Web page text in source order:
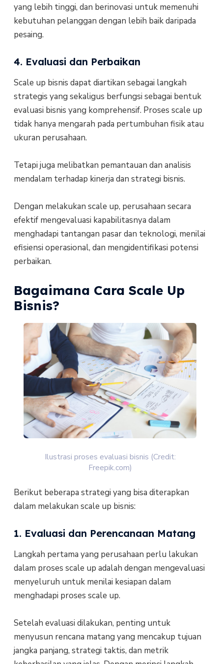
yang lebih tinggi, dan berinovasi untuk memenuhi
kebutuhan pelanggan dengan lebih baik daripada
pesaing.
4. Evaluasi dan Perbaikan
Scale up bisnis dapat diartikan sebagai langkah
strategis yang sekaligus berfungsi sebagai bentuk
evaluasi bisnis yang komprehensif. Proses scale up
tidak hanya mengarah pada pertumbuhan fisik atau
ukuran perusahaan.
Tetapi juga melibatkan pemantauan dan analisis
mendalam terhadap kinerja dan strategi bisnis.
Dengan melakukan scale up, perusahaan secara
efektif mengevaluasi kapabilitasnya dalam
menghadapi tantangan pasar dan teknologi, menilai
efisiensi operasional, dan mengidentifikasi potensi
perbaikan.
Bagaimana Cara Scale Up
Bisnis?
Ilustrasi proses evaluasi bisnis (Credit:
Freepik.com)
Berikut beberapa strategi yang bisa diterapkan
dalam melakukan scale up bisnis:
1. Evaluasi dan Perencanaan Matang
Langkah pertama yang perusahaan perlu lakukan
dalam proses scale up adalah dengan mengevaluasi
menyeluruh untuk menilai kesiapan dalam
menghadapi proses scale up.
Setelah evaluasi dilakukan, penting untuk
menyusun rencana matang yang mencakup tujuan
jangka panjang, strategi taktis, dan metrik